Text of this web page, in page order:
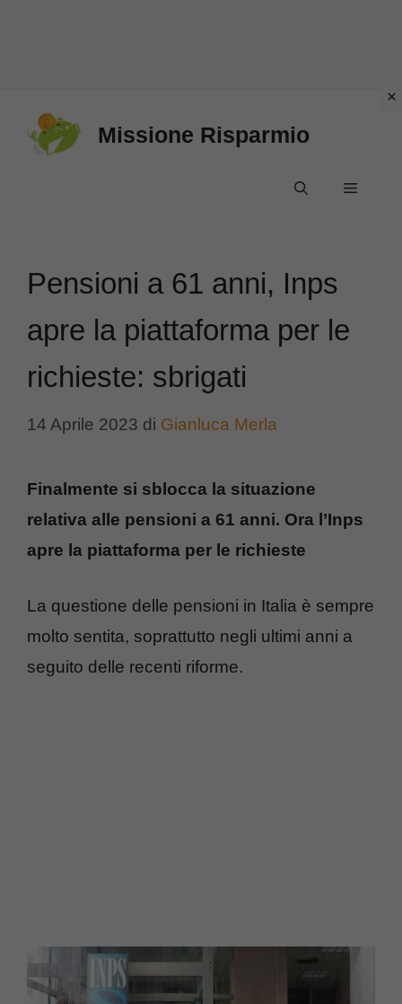
Missione Risparmio
Menu
Pensioni a 61 anni, Inps
apre la piattaforma per le
richieste: sbrigati
14 Aprile 2023 di Gianluca Merla
Finalmente si sblocca la situazione
relativa alle pensioni a 61 anni. Ora l’Inps
apre la piattaforma per le richieste
La questione delle pensioni in Italia è sempre
molto sentita, soprattutto negli ultimi anni a
seguito delle recenti riforme.